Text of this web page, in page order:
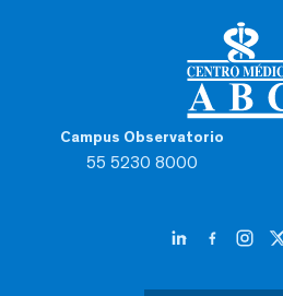
Campus Observatorio
55 5230 8000